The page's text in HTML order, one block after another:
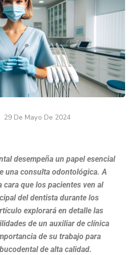
29 De Mayo De 2024
desempeña un papel esencial
una consulta odontológica. A
cara que los pacientes ven al
del dentista durante los
explorará en detalle las
de un auxiliar de clínica
de su trabajo para
de alta calidad.